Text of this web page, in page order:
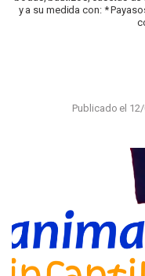
y a su medida con: *
Publicado el